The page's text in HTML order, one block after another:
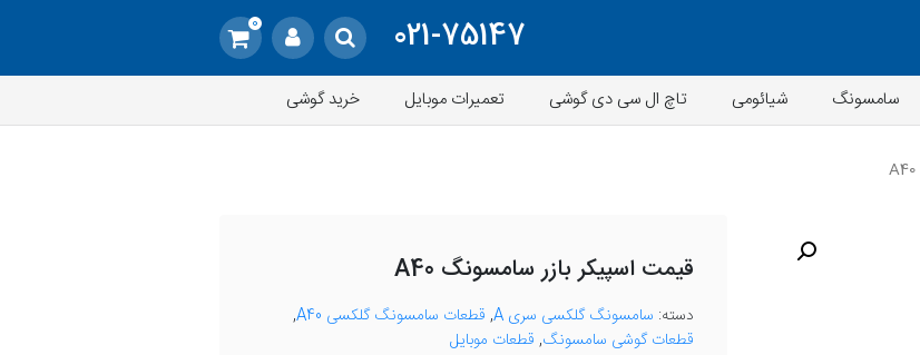
021-75147
0
سامسونگ شیائومی تاچ ال سی دی گوشی تعمیرات موبایل خرید گوشی
قیمت اسپیکر بازر سامسونگ A40
دسته: سامسونگ گلکسی سری A , قطعات سامسونگ گلکسی A40
,
قطعات گوشی سامسونگ, قطعات موبایل